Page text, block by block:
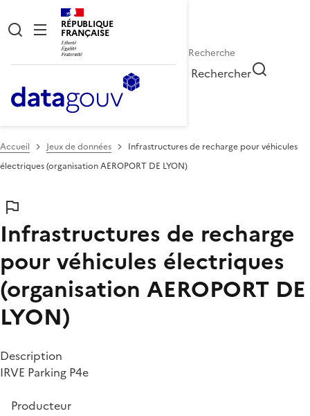
RÉPUBLIQUE
FRANÇAISE
Rechercher
Accueil Jeux de données
Infrastructures de recharge pour véhicules
électriques (organisation AEROPORT DE LYON)
Infrastructures de recharge
pour véhicules électriques
(organisation AEROPORT DE
LYON)
Description
IRVE Parking P4e
Producteur